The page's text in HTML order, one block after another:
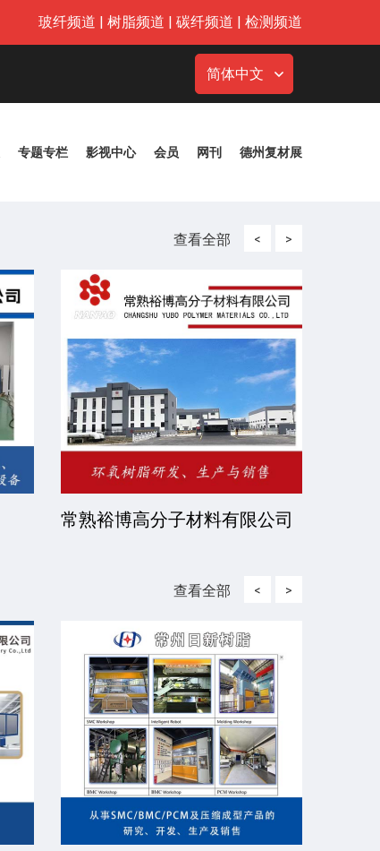
玻纤频道 | 树脂频道 | 碳纤频道 | 检测频道
简体中文
专题专栏 影视中心 会员 网刊 德州复材展
查看全部 <
常熟裕博高分子材料有限公司
>
查看全部 < >